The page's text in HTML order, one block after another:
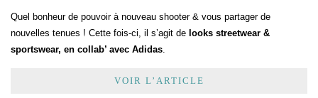
Quel bonheur de pouvoir à nouveau shooter & vous partager de
nouvelles tenues ! Cette fois-ci, il s’agit de looks streetwear &
sportswear, en collab’ avec Adidas
VOIR L’ARTICLE